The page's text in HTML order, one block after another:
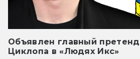
Объявлен главный
Циклопа в «Людях Икс»